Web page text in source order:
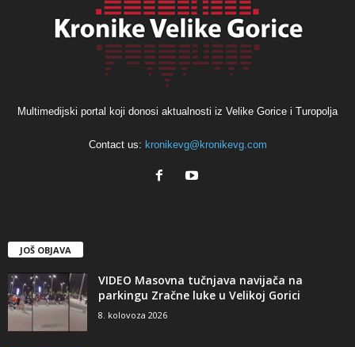
Multimedijski portal koji donosi aktualnosti iz Velike Gorice i Turopolja
Contact us: kronikevg@kronikevg.com
JOŠ OBJAVA
VIDEO Masovna tučnjava navijača na
parkingu Zračne luke u Velikoj Gorici
8. kolovoza 2026